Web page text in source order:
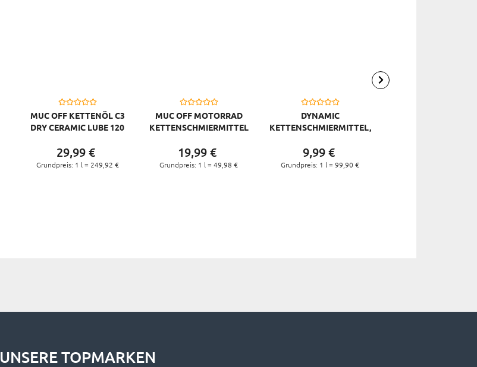
MUC OFF KETTENÖL C3
DRY CERAMIC LUBE 120
29,99€
Grundpreis: 1 l = 249, 92 €
MUC OFF MOTORRAD
KETTENSCHMIERMITTEL
19,99€
Grundpreis: 1 l = 49, 98 €
DYNAMIC
KETTENSCHMIERMITTEL,
9,99 €
Grundpreis: 1 l = 99, 90 €
UNSERE TOPMARKEN